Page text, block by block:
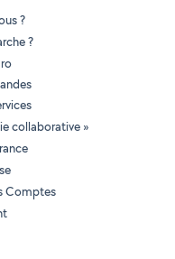
?
?
collaborative »
Comptes